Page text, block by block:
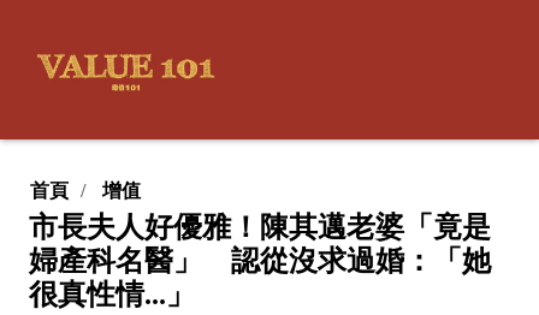
首頁 增值
市長夫人好優雅！陳其邁老婆「竟是
婦產科名醫」 認從沒求過婚：「她
很真性情...」